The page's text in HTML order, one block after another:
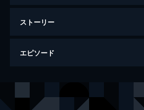
ストーリー
エピソード
ソーツ＆プレイヤーズ / 銃乱射事件から生